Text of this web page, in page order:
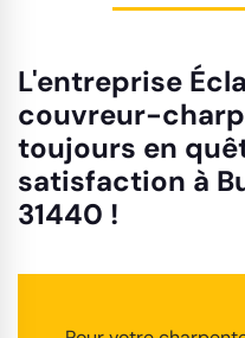
L'entreprise
couvreur-
toujours en
satisfaction à
31440 !